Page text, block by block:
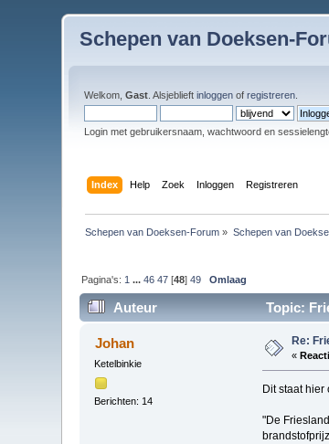
Schepen van Doeksen-
Welkom,Gast . Alsjeblieftinloggen ofregistreren
Login met gebruikersnaam, wachtwoord en
Index Help Zoek Inloggen Registreren
Schepen van Doeksen-Forum » Schepen van
Pagina's: 1 ...46 47 [48]49 Omlaag
Auteur Topic:
Johan
Ketelbinkie
Berichten: 14
Re:
«
Dit staat hier
"De